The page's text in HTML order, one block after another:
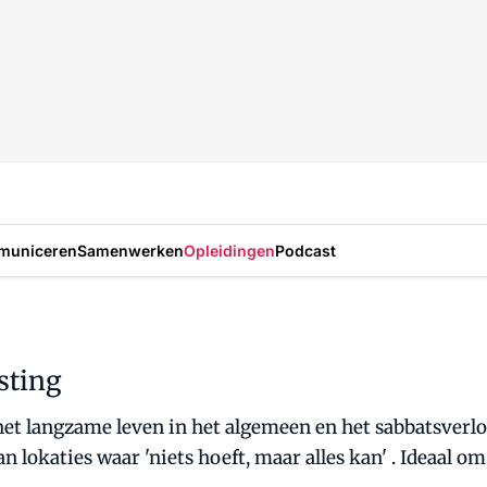
SamenwerkenOpleidingenPodcast
langzame leven in het algemeen en het
lokaties waar 'niets hoeft, maar alles kan' . Ideaal